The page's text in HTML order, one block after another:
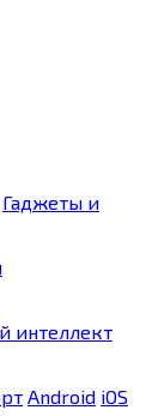
Гаджеты и
интеллект
Android iOS